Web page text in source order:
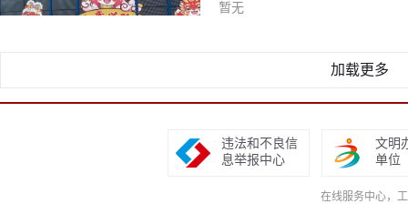
暂无
加载更多
违法和不良信
息举报中心
文明
单位
在线服务中心，